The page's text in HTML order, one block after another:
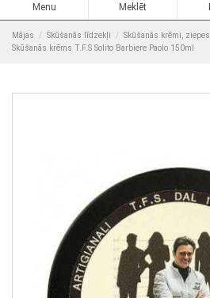
Menu Meklēt
Mājas Skūšanās līdzekļi Skūšanās krēmi, ziepes
Skūšanās krēms T.F.S Solito Barbiere Paolo 150ml